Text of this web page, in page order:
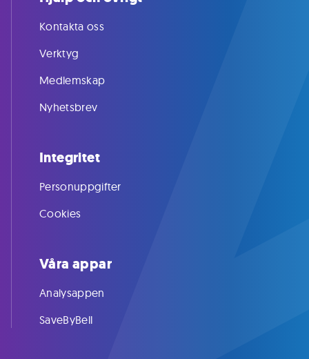
Kontakta oss
Verktyg
Medlemskap
Nyhetsbrev
Integritet
Personuppgifter
Cookies
Våra appar
Analysappen
SaveByBell